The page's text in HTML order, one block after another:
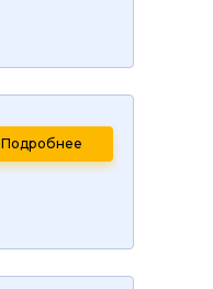
Подробнее